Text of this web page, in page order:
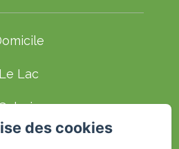
Le Lac
des cookies